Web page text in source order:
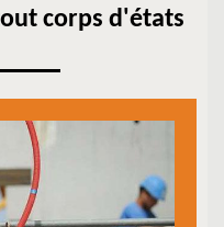
corps d'états